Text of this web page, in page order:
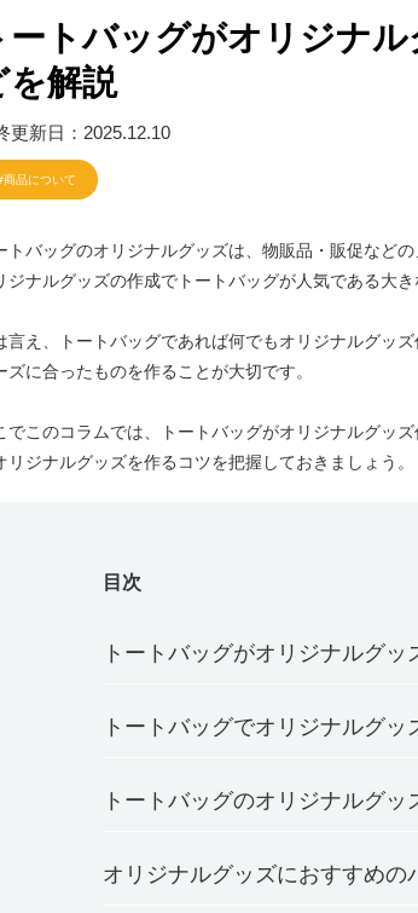
ートバッグがオリジナ
を解説
更新日：2025.12.10
商品について
トバッグのオリジナルグッズは、物販品・販促など
ジナルグッズの作成でトートバッグが人気である大き
言え、トートバッグであれば何でもオリジナルグッ
ズに合ったものを作ることが大切です。
でこのコラムでは、トートバッグがオリジナルグッ
リジナルグッズを作るコツを把握しておきましょう。
目次
トートバッグがオリジナルグ
トートバッグでオリジナルグッ
トートバッグのオリジナルグッ
オリジナルグッズにおすすめの